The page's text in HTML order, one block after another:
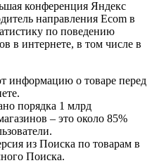
конференция Яндекс
направления Ecom в
по поведению
в интернете, в том числе в
информацию о товаре перед
порядка 1 млрд
– это около 85%
из Поиска по товарам в
Поиска.